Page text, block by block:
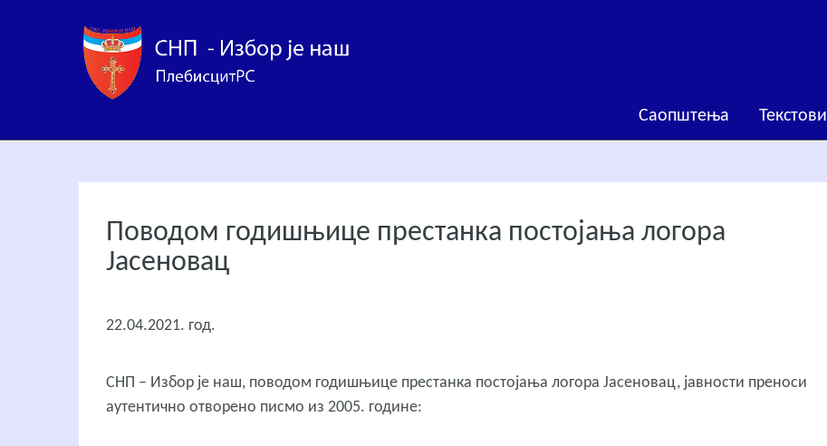
Саопштења Текстови
Поводом годишњице престанка постојања логора
Јасеновац
22.04.2021. год.
СНП – Избор је наш, поводом годишњице престанка постојања логора Јасеновац, јавности преноси
аутентично отворено писмо из 2005. године: